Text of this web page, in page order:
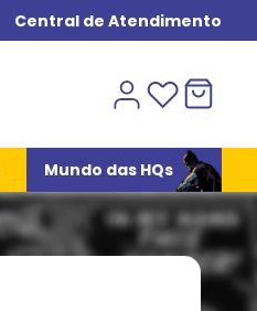
Central de Atendimento
Mundo das HQs